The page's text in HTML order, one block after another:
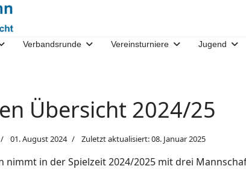
Verbandsrunde Vereinsturniere Jugend
Übersicht 2024/25
01. August 2024 Zuletzt aktualisiert: 08. Januar 2025
nimmt in der Spielzeit 2024/2025 mit drei